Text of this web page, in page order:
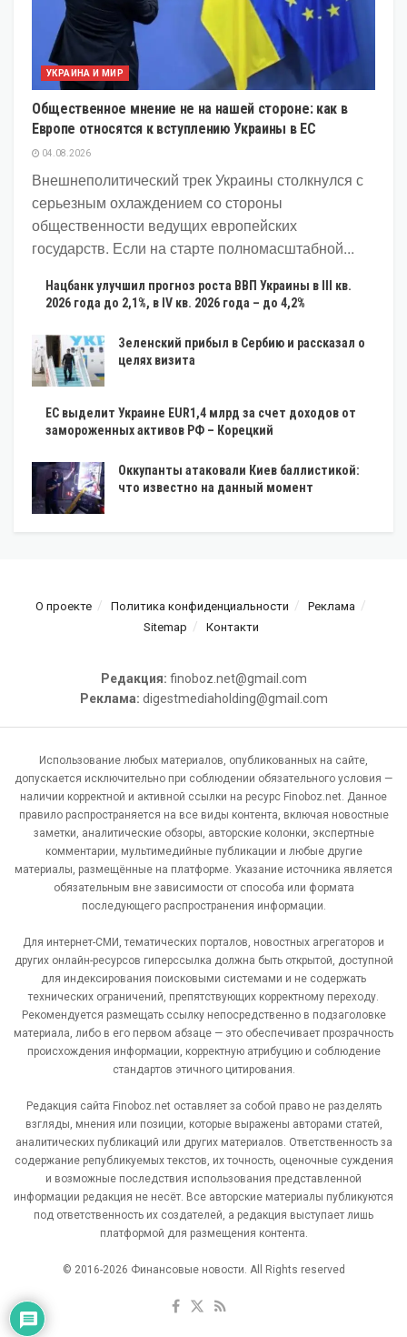
УКРАИНА И МИР
Общественное мнение не на нашей стороне: как в
Европе относятся к вступлению Украины в ЕС
04.08.2026
Внешнеполитический трек Украины столкнулся с
серьезным охлаждением со стороны
общественности ведущих европейских
государств. Если на старте полномасштабной...
Нацбанк улучшил прогноз роста ВВП Украины в III кв.
2026 года до 2,1%, в IV кв. 2026 года – до 4,2%
Зеленский прибыл в Сербию и рассказал о
целях визита
ЕС выделит Украине EUR1,4 млрд за счет доходов от
замороженных активов РФ – Корецкий
Оккупанты атаковали Киев баллистикой:
что известно на данный момент
О проекте Политика конфиденциальности
Реклама
Sitemap
Контакти
Редакция: finoboz.net@gmail.com
Реклама: digestmediaholding@gmail.com
Использование любых материалов, опубликованных на сайте,
допускается исключительно при соблюдении обязательного условия —
наличии корректной и активной ссылки на ресурс Finoboz.net. Данное
правило распространяется на все виды контента, включая новостные
заметки, аналитические обзоры, авторские колонки, экспертные
комментарии, мультимедийные публикации и любые другие
материалы, размещённые на платформе. Указание источника является
обязательным вне зависимости от способа или формата
последующего распространения информации.
Для интернет-СМИ, тематических порталов, новостных агрегаторов и
других онлайн-ресурсов гиперссылка должна быть открытой, доступной
для индексирования поисковыми системами и не содержать
технических ограничений, препятствующих корректному переходу.
Рекомендуется размещать ссылку непосредственно в подзаголовке
материала, либо в его первом абзаце — это обеспечивает прозрачность
происхождения информации, корректную атрибуцию и соблюдение
стандартов этичного цитирования.
Редакция сайта Finoboz.net оставляет за собой право не разделять
взгляды, мнения или позиции, которые выражены авторами статей,
аналитических публикаций или других материалов. Ответственность за
содержание републикуемых текстов, их точность, оценочные суждения
и возможные последствия использования представленной
информации редакция не несёт. Все авторские материалы публикуются
под ответственность их создателей, а редакция выступает лишь
платформой для размещения контента.
© 2016-2026 Финансовые новости. All Rights reserved